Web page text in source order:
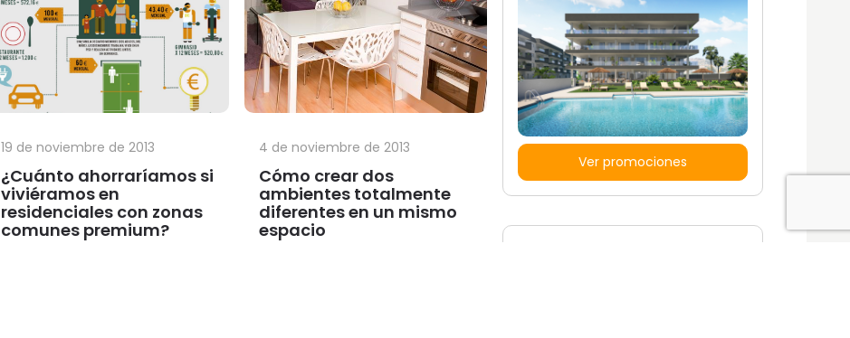
¿Cuánto ahorraríamos si
viviéramos en
residenciales con zonas
comunes premium?
19 de noviembre de 2013
Cómo crear dos
ambientes totalmente
diferentes en un mismo
espacio
4 de noviembre de 2013
Ver promociones